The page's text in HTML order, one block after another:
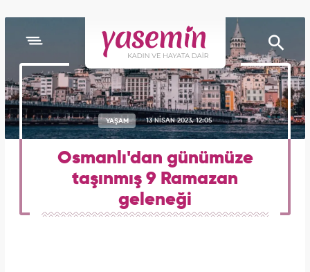
YAŞAM 13 NİSAN 2023, 12:05
Osmanlı'dan günümüze
taşınmış 9 Ramazan
geleneği